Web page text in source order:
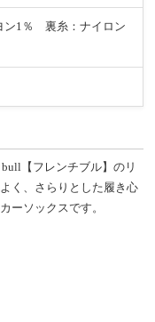
ン1％ 裏糸：ナイロン
bull【フレンチブル】のリ
く、さらりとした履き心
ーソックスです。